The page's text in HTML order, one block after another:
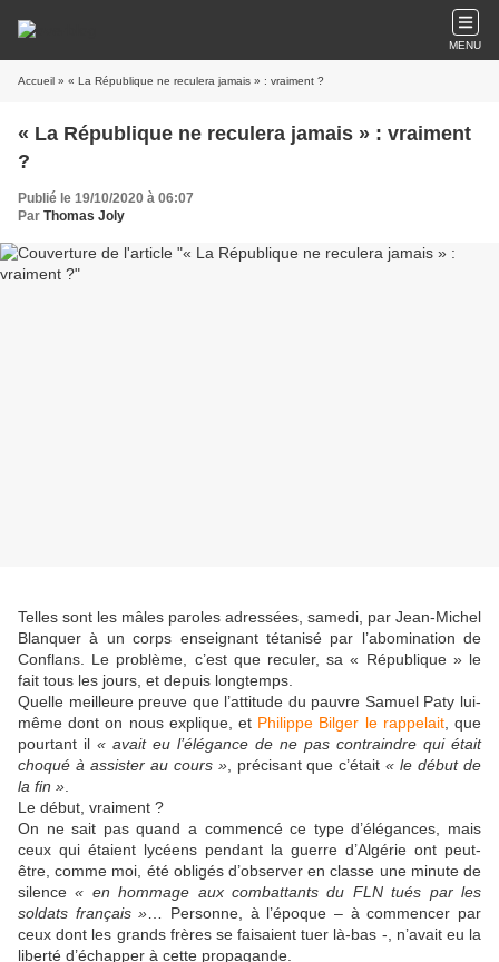
MENU
Accueil » « La République ne reculera jamais » : vraiment ?
« La République ne reculera jamais » : vraiment
?
Publié le 19/10/2020 à 06:07
Par Thomas Joly
Telles sont les mâles paroles adressées, samedi, par Jean-Michel
Blanquer à un corps enseignant tétanisé par l’abomination de
Conflans. Le problème, c’est que reculer, sa « République » le
fait tous les jours, et depuis longtemps.
Quelle meilleure preuve que l’attitude du pauvre Samuel Paty lui-
même dont on nous explique, et Philippe Bilger le rappelait, que
pourtant il « avait eu l’élégance de ne pas contraindre qui était
choqué à assister au cours », précisant que c’était« le début de
la fin »
Le début, vraiment ?
On ne sait pas quand a commencé ce type d’élégances, mais
ceux qui étaient lycéens pendant la guerre d’Algérie ont peut-
être, comme moi, été obligés d’observer en classe une minute de
silence« en hommage aux combattants du FLN tués par les
soldats français » … Personne, à l’époque – à commencer par
ceux dont les grands frères se faisaient tuer là-bas -, n’avait eu la
liberté d’échapper à cette propagande.